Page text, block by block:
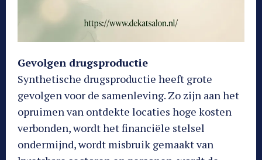
Gevolgen drugsproductie
Synthetische drugsproductie heeft grote
gevolgen voor de samenleving. Zo zijn aan het
opruimen van ontdekte locaties hoge kosten
verbonden, wordt het financiële stelsel
ondermijnd, wordt misbruik gemaakt van